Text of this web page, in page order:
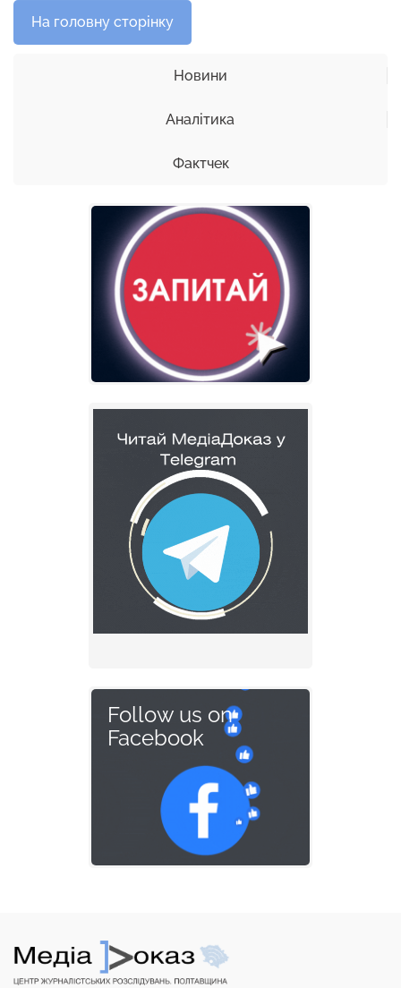
На головну сторінку
Новини
Аналітика
Фактчек
Follow us on
Facebook